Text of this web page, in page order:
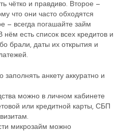
чётко и правдиво. Второе —
что они часто обходятся
— всегда погашайте займ
есть список всех кредитов и
брали, даты их открытия и
анкету аккуратно и
можно в личном кабинете
или кредитной карты, СБП
микрозайм можно